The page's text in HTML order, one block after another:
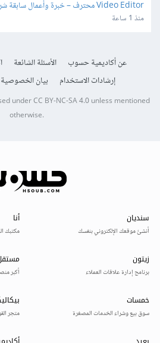
Video Editor محترف – خبرة وأعمال سابقة شرط أساسي
منذ 1 ساعة
عن أكاديمية حسوب الأسئلة الشائعة
إرشادات الاستخدام
بيان الخصوصية
underCC BY-NC-SA 4.0unless mentioned
otherwise.